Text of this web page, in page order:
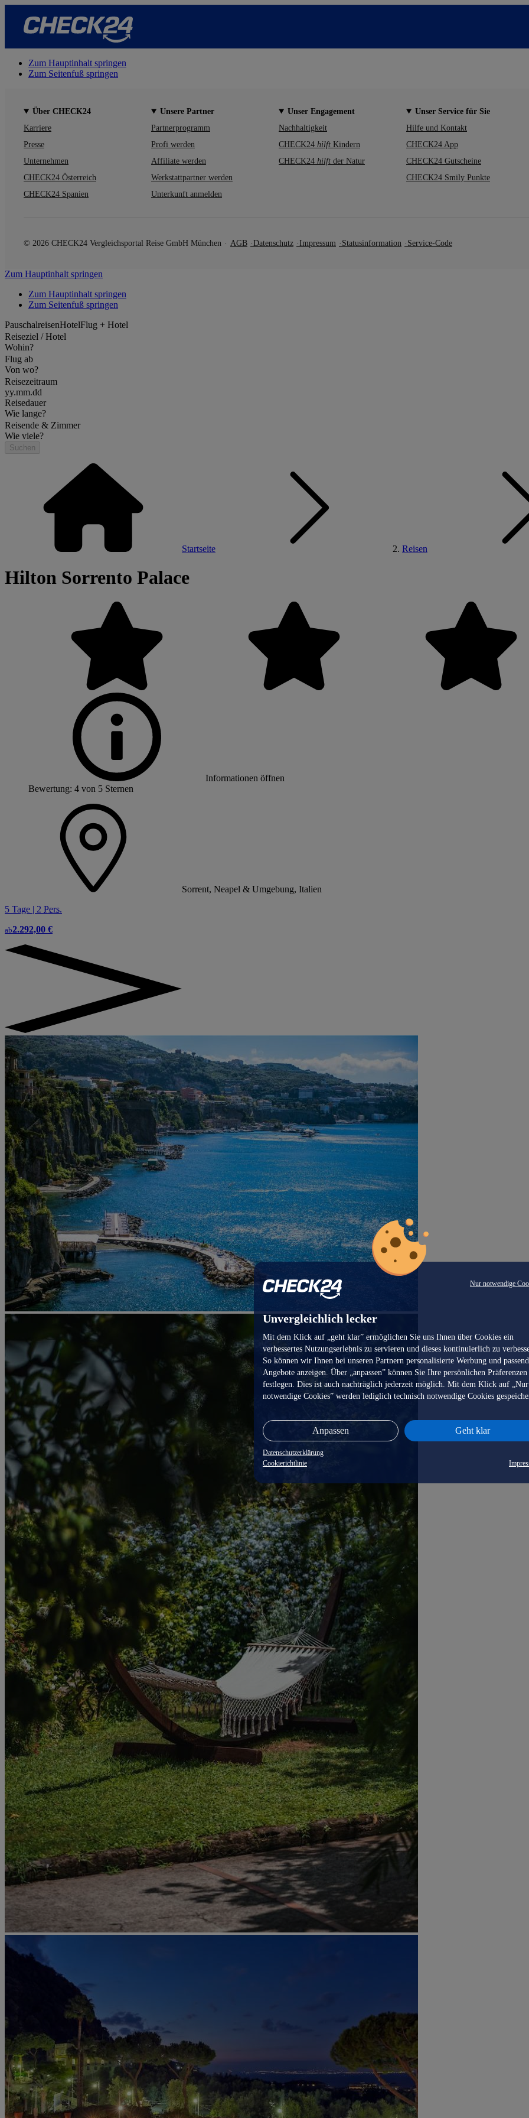
Nur notwendige
Unvergleichlich lecker
Mit dem Klick auf „geht klar” ermöglichen Sie uns Ihnen über Cookies ein
verbessertes Nutzungserlebnis zu servieren und dieses kontinuierlich zu
So können wir Ihnen bei unseren Partnern personalisierte Werbung und
Angebote anzeigen. Über „anpassen” können Sie Ihre persönlichen Präferenzen
festlegen. Dies ist auch nachträglich jederzeit möglich. Mit dem Klick auf „Nur
notwendige Cookies” werden lediglich technisch notwendige Cookies
Anpassen Geht klar
Datenschutzerklärung
Cookierichtlinie
Zum Hauptinhalt springen
Zum Seitenfuß springen
Über CHECK24
Karriere
Presse
Unternehmen
CHECK24 Österreich
CHECK24 Spanien
Unsere Partner
Partnerprogramm
Profi werden
Affiliate werden
Werkstattpartner werden
Unterkunft anmelden
Unser Engagement
Nachhaltigkeit
CHECK24 hilft Kindern
CHECK24 hilft der Natur
Unser Service für Sie
Hilfe und Kontakt
CHECK24 App
CHECK24 Gutscheine
CHECK24 Smily Punkte
© 2026 CHECK24 Vergleichsportal Reise GmbH München AGB Datenschutz Impressum Statusinformation Service-Code
Zum Hauptinhalt springen
Zum Hauptinhalt springen
Zum Seitenfuß springen
PauschalreisenHotelFlug + Hotel
Reiseziel / Hotel
Wohin?
Flug ab
Von wo?
Reisezeitraum
yy.mm.dd
Reisedauer
Wie lange?
Reisende & Zimmer
Wie viele?
Suchen
Startseite Reisen
Hilton Sorrento Palace
Informationen öffnen
Bewertung: 4 von 5 Sternen
Sorrent, Neapel & Umgebung, Italien
5 Tage | 2 Pers.
ab2.292,00 €